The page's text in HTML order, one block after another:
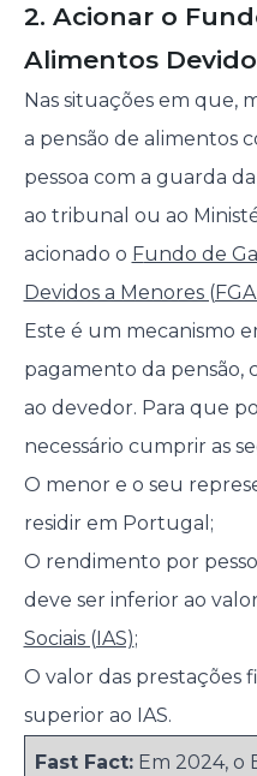
2. Acionar o
Alimentos
Nas situações em que,
a pensão de alimentos
pessoa com a guarda
ao tribunal ou ao
acionado o Fundo de
Devidos a Menores
Este é um mecanismo
pagamento da pensão,
ao devedor. Para que
necessário cumprir as
O menor e o seu
residir em Portugal;
O rendimento por
deve ser inferior ao
Sociais (IAS);
O valor das prestações
superior ao IAS.
Fast Fact:Em 2024, o